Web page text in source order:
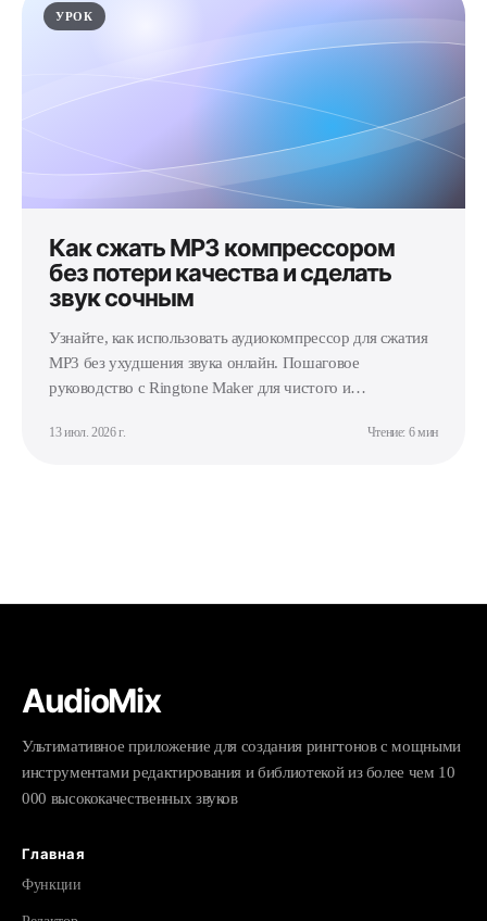
УРОК
Как сжать MP3 компрессором
без потери качества и сделать
звук сочным
Узнайте, как использовать аудиокомпрессор для сжатия
MP3 без ухудшения звука онлайн. Пошаговое
руководство с Ringtone Maker для чистого и
13 июл. 2026 г. Чтение: 6 мин
AudioMix
Ультимативное приложение для создания рингтонов с мощными
инструментами редактирования и библиотекой из более чем 10
000 высококачественных звуков
Главная
Функции